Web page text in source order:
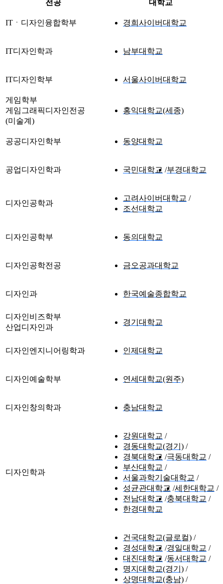
전공 대학교
ITㆍ디자인융합학부 경희사이버대학교
IT디자인학과 남부대학교
IT디자인학부 서울사이버대학교
게임학부
게임그래픽디자인전공
(미술계)
홍익대학교(세종)
공공디자인학부 동양대학교
공업디자인학과 국민대학교 부경대학교
디자인공학과
고려사이버대학교
조선대학교
디자인공학부 동의대학교
디자인공학전공 금오공과대학교
디자인과 한국예술종합학교
디자인비즈학부
산업디자인과
경기대학교
디자인엔지니어링학과 인제대학교
디자인예술학부 연세대학교(원주)
디자인창의학과 충남대학교
디자인학과
강원대학교
경동대학교(경기)
경북대학교 극동대학교
부산대학교
서울과학기술대학교
성균관대학교 세한대학교
전남대학교 충북대학교
한경대학교
건국대학교(글로컬)
경성대학교 경일대학교
대진대학교 동서대학교
명지대학교(경기)
상명대학교(충남)